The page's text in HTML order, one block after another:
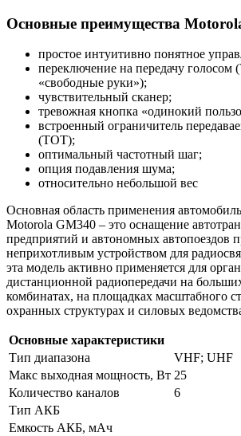
Основные преимущества
простое интуитивно понятное
переключение на передачу
«свободные руки»);
чувствительный сканер;
тревожная кнопка «одинокий
встроенный ограничитель
(ТОТ);
оптимальный частотный шаг;
опция подавления шума;
относительно небольшой вес
Основная область применения
Motorola GM340 – это оснащение
предприятий и автономных автопоездов
неприхотливым устройством для
эта модель активно применяется для
дистанционной радиопередачи на
комбинатах, на площадках масштабного
охранных структурах и силовых
Основные характеристики
Тип диапазона
VHF; UHF
Макс выходная мощность, Вт 25
Количество каналов
6
Тип АКБ
Емкость АКБ, мАч